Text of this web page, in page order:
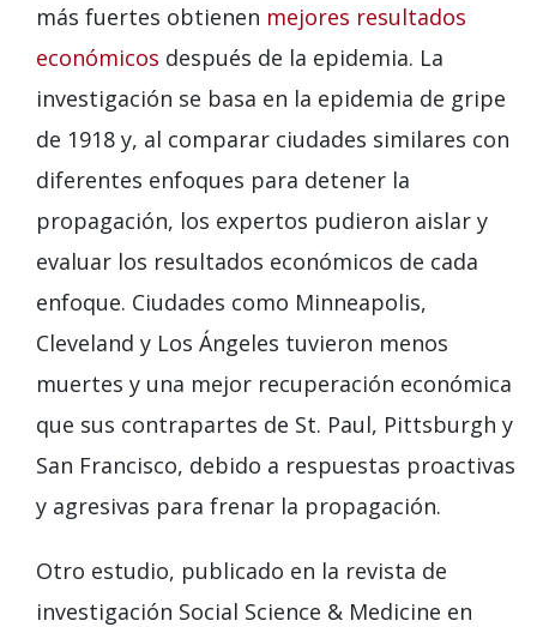
más fuertes obtienen mejores resultados
económicos después de la epidemia. La
investigación se basa en la epidemia de gripe
de 1918 y, al comparar ciudades similares con
diferentes enfoques para detener la
propagación, los expertos pudieron aislar y
evaluar los resultados económicos de cada
enfoque. Ciudades como Minneapolis,
Cleveland y Los Ángeles tuvieron menos
muertes y una mejor recuperación económica
que sus contrapartes de St. Paul, Pittsburgh y
San Francisco, debido a respuestas proactivas
y agresivas para frenar la propagación.
Otro estudio, publicado en la revista de
investigación Social Science & Medicine en